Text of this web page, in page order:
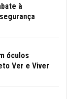
à
óculos
Ver e Viver